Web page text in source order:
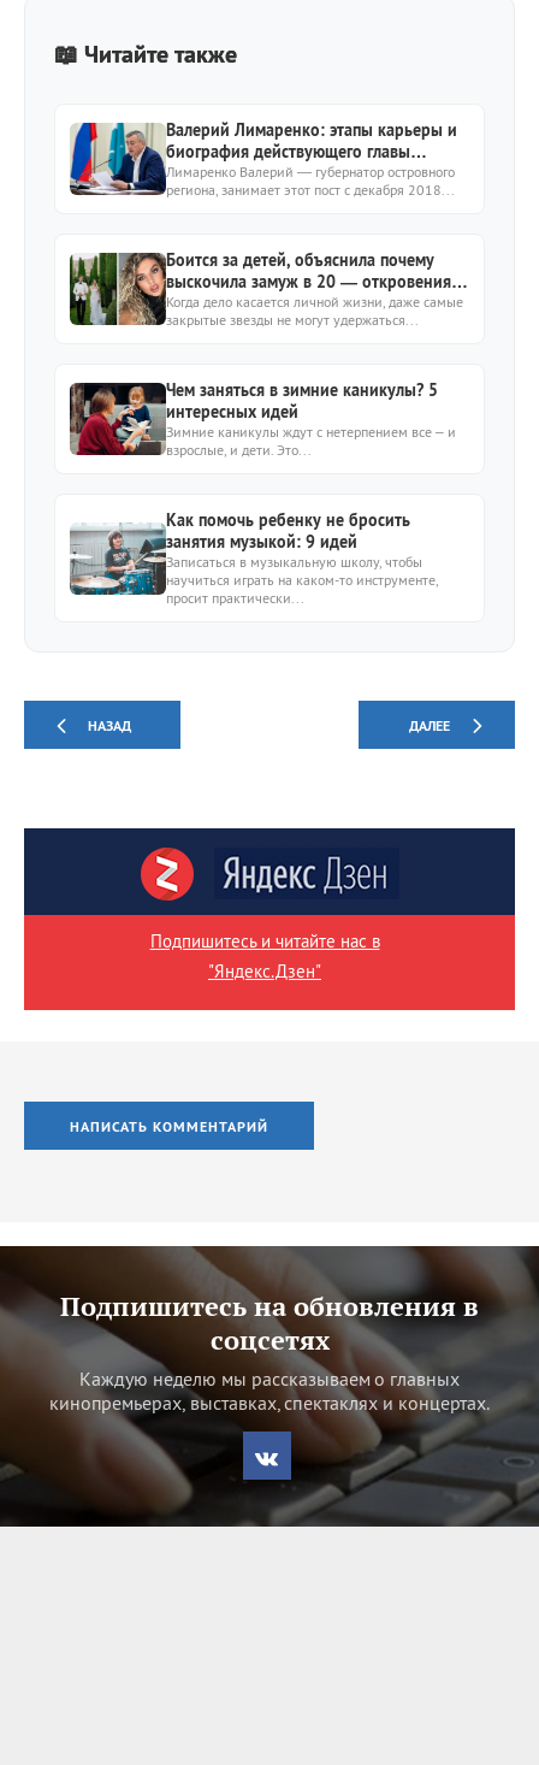
📖 Читайте также
Валерий Лимаренко: этапы карьеры и
биография действующего главы
Сахалинской области
Лимаренко Валерий — губернатор островного
региона, занимает этот пост с декабря 2018...
Боится за детей, объяснила почему
выскочила замуж в 20 — откровения
звёзд о личном
Когда дело касается личной жизни, даже самые
закрытые звезды не могут удержаться...
Чем заняться в зимние каникулы? 5
интересных идей
Зимние каникулы ждут с нетерпением все – и
взрослые, и дети. Это...
Как помочь ребенку не бросить
занятия музыкой: 9 идей
Записаться в музыкальную школу, чтобы
научиться играть на каком-то инструменте,
просит практически...
НАЗАД ДАЛЕЕ
Подпишитесь и читайте нас в
"Яндекс.Дзен"
НАПИСАТЬ КОММЕНТАРИЙ
Подпишитесь на обновления в
соцсетях
Каждую неделю мы рассказываем о главных
кинопремьерах, выставках, спектаклях и концертах.